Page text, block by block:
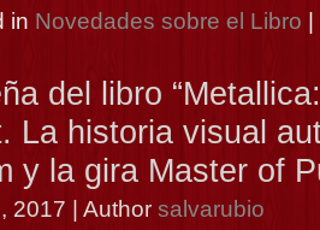
in Novedades sobre el Libro |
del libro
La historia visual
y la gira Master of
2017 | Author salvarubio